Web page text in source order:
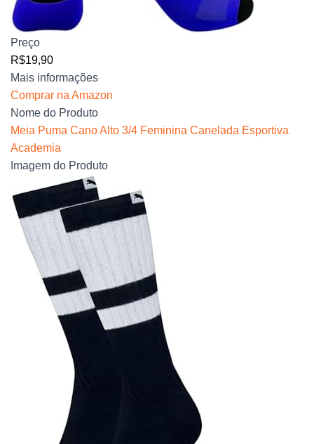
Preço
R$19,90
Mais informações
Comprar na Amazon
Nome do Produto
Meia Puma Cano Alto 3/4 Feminina Canelada Esportiva
Academia
Imagem do Produto